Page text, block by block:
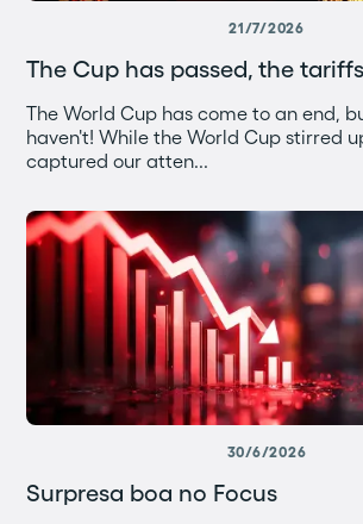
21/7/2026
The Cup has passed, the
The World Cup has come to an end,
haven't! While the World Cup stirred
captured our atten...
30/6/2026
Surpresa boa no Focus